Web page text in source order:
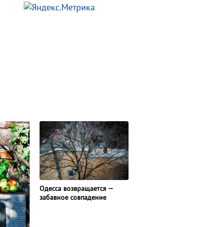
Одесса возвращается —
забавное совпадение